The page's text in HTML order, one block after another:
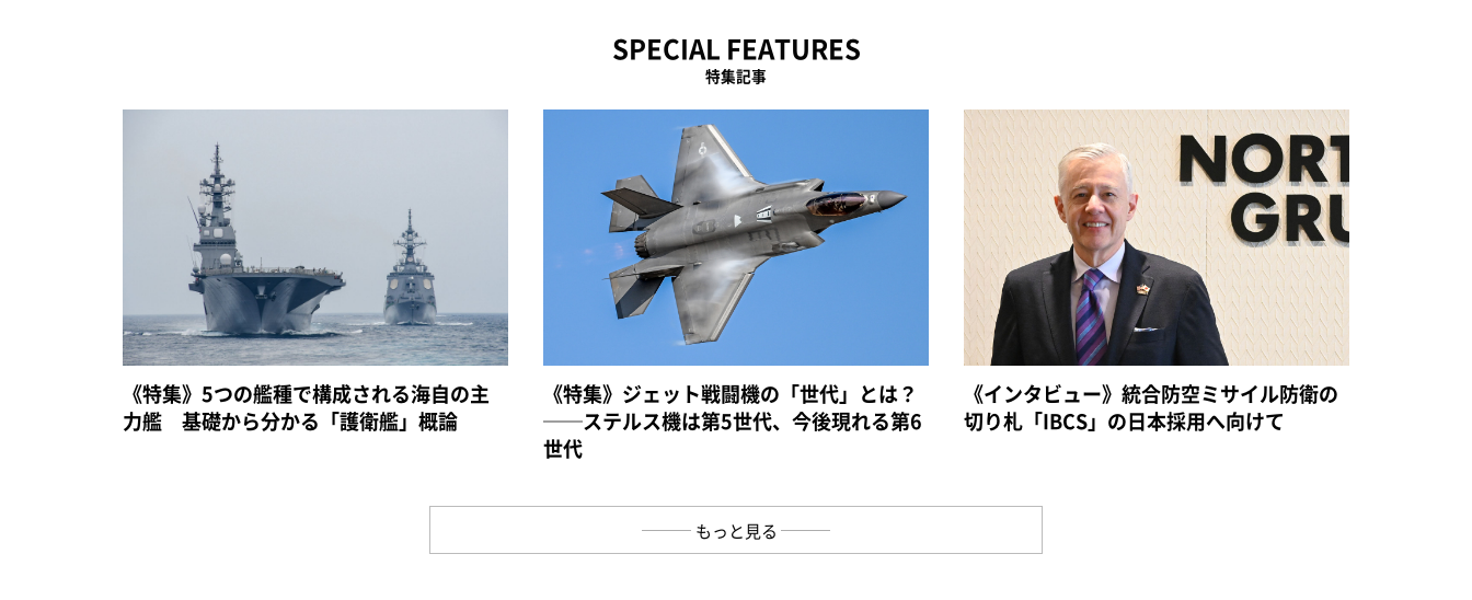
SPECIAL FEATURES
特集記事
《特集》5つの艦種で構成される海自の主
力艦 基礎から分かる「護衛艦」概論
《特集》ジェット戦闘機の「世代」とは？
──ステルス機は第5世代、今後現れる第6
世代
《インタビュー》統合防空ミサイル防衛の
切り札「IBCS」の日本採用へ向けて
もっと見る